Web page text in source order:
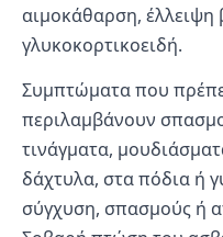
αιμοκάθαρση, έλλειψη
γλυκοκορτικοειδή.
Συμπτώματα που
περιλαμβάνουν
τινάγματα,
δάχτυλα, στα πόδια ή
σύγχυση, σπασμούς ή